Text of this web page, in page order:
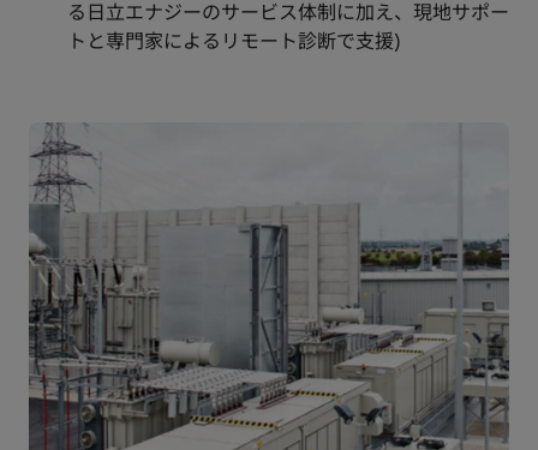
る日立エナジーのサービス体制に加え、現地サポー
トと専門家によるリモート診断で支援)